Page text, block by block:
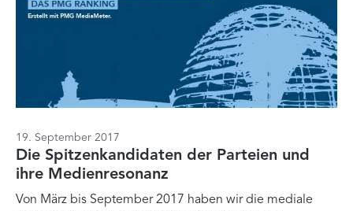
19. September 2017
Die Spitzenkandidaten der Parteien und
ihre Medienresonanz
Von März bis September 2017 haben wir die mediale